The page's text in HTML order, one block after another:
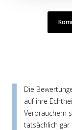
Die
auf ihre
Verbrauchern
tatsächlich